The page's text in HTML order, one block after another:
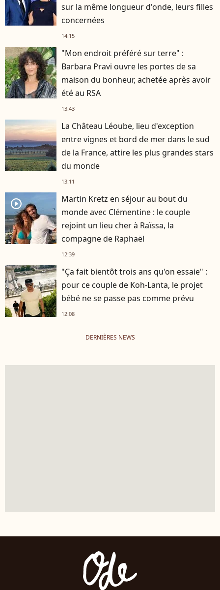
sur la même longueur d'onde, leurs filles
concernées
14:15
"Mon endroit préféré sur terre" :
Barbara Pravi ouvre les portes de sa
maison du bonheur, achetée après avoir
été au RSA
13:43
La Château Léoube, lieu d'exception
entre vignes et bord de mer dans le sud
de la France, attire les plus grandes stars
du monde
13:11
player2
Martin Kretz en séjour au bout du
monde avec Clémentine : le couple
rejoint un lieu cher à Raïssa, la
compagne de Raphaël
12:39
"Ça fait bientôt trois ans qu'on essaie" :
pour ce couple de Koh-Lanta, le projet
bébé ne se passe pas comme prévu
12:08
DERNIÈRES NEWS